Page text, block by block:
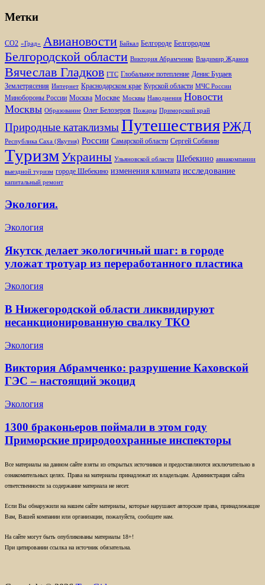
Метки
CO2 «Град» Авиановости Байкал Белгороде Белгородом
Белгородской области Виктория Абрамченко Владимир Жданов
Вячеслав Гладков ГТС Глобальное потепление Денис Буцаев
Землетрясения Интернет Краснодарском крае Курской области МЧС России
Минобороны России Москва Москве Москвы Наводнения Новости
Москвы Образование Олег Белозеров Пожары Приморский край
Природные катаклизмыПутешествияРЖД
Республика Саха (Якутия) России Самарской области Сергей Собянин
ТуризмУкраины Ульяновской области Шебекино авиакомпании
выездной туризм городе Шебекино изменения климата исследование
капитальный ремонт
Экология.
Экология
Якутск делает экологичный шаг: в городе
уложат тротуар из переработанного пластика
Экология
В Нижегородской области ликвидируют
несанкционированную свалку ТКО
Экология
Виктория Абрамченко: разрушение Каховской
ГЭС – настоящий экоцид
Экология
1300 браконьеров поймали в этом году
Приморские природоохранные инспекторы
Все материалы на данном сайте взяты из открытых источников и предоставляются исключительно в
ознакомительных целях. Права на материалы принадлежат их владельцам. Администрация сайта
ответственности за содержание материала не несет.
Если Вы обнаружили на нашем сайте материалы, которые нарушают авторские права, принадлежащие
Вам, Вашей компании или организации, пожалуйста, сообщите нам.
На сайте могут быть опубликованы материалы 18+!
При цитировании ссылка на источник обязательна.